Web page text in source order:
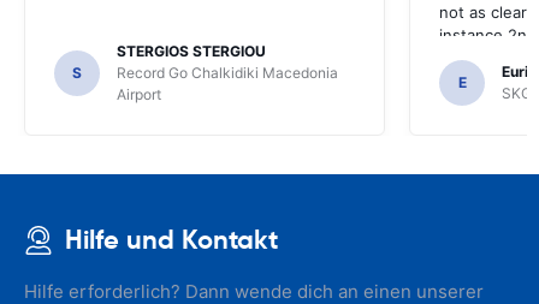
S
STERGIOS STERGIOU
Record Go Chalkidiki Macedonia
Airport
not as clear
instance
the most
your site.
E
SKG
Hilfe und Kontakt
Hilfe erforderlich? Dann wende dich an einen unserer